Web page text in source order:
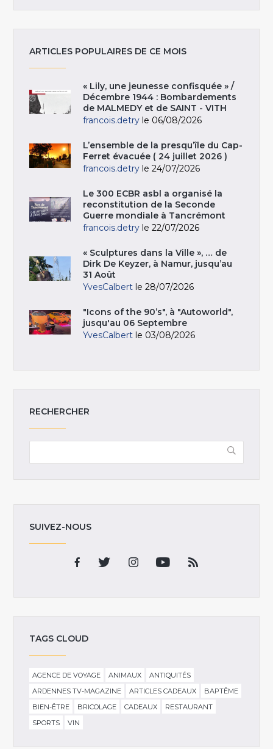
ARTICLES POPULAIRES DE CE MOIS
« Lily, une jeunesse confisquée » /
Décembre 1944 : Bombardements
de MALMEDY et de SAINT - VITH
francois.detry le 06/08/2026
L’ensemble de la presqu’île du Cap-
Ferret évacuée ( 24 juillet 2026 )
francois.detry le 24/07/2026
Le 300 ECBR asbl a organisé la
reconstitution de la Seconde
Guerre mondiale à Tancrémont
francois.detry le 22/07/2026
« Sculptures dans la Ville », … de
Dirk De Keyzer, à Namur, jusqu’au
31 Août
YvesCalbert le 28/07/2026
"Icons of the 90’s", à "Autoworld",
jusqu'au 06 Septembre
YvesCalbert le 03/08/2026
RECHERCHER
SUIVEZ-NOUS
TAGS CLOUD
AGENCE DE VOYAGE ANIMAUX
ANTIQUITÉS
ARDENNES TV-MAGAZINE
ARTICLES CADEAUX
BAPTÊME
BIEN-ÊTRE
BRICOLAGE CADEAUX
RESTAURANT
SPORTS
VIN